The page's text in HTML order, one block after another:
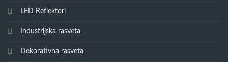
LED Reflektori
Industrijska rasveta
Dekorativna rasveta